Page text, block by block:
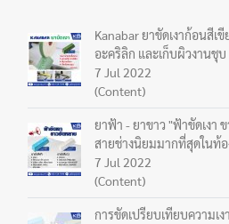
Kanabar ยาขัดเงาก้อนสี
อะคริลิก และเก็บผิวงานชุบ
7 Jul 2022
(Content)
ยาฟ้า - ยาขาว "ฟ้าขัดเงา
สายช่างนิยมมากที่สุดในท้
7 Jul 2022
(Content)
การขัดเปรียบเทียบความเง